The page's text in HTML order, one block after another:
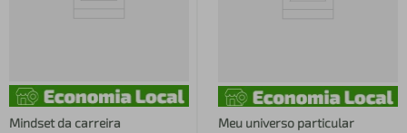
Mindset da carreira Meu universo particular